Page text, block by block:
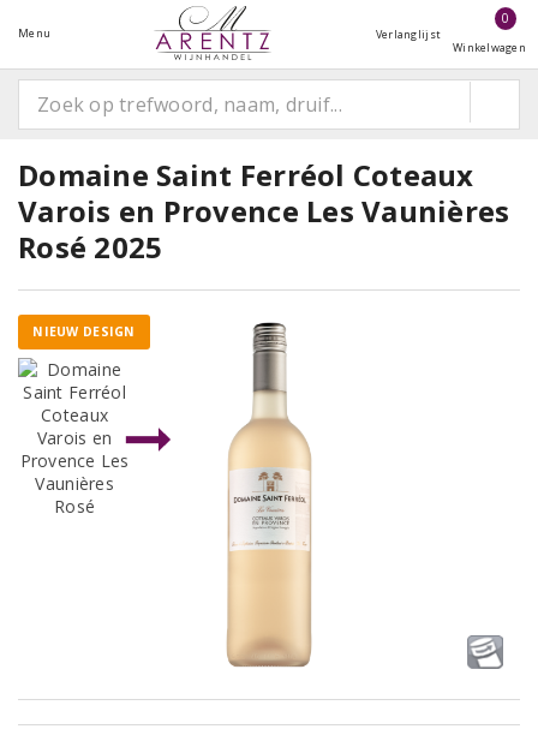
Menu Verlanglijst
0
Winkelwagen
Domaine Saint Ferréol Coteaux
Varois en Provence Les Vaunières
Rosé 2025
NIEUW DESIGN